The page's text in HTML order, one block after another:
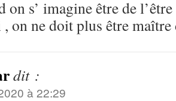
on s’ imagine être de
, on ne doit plus être maître
dit :
à 22:29